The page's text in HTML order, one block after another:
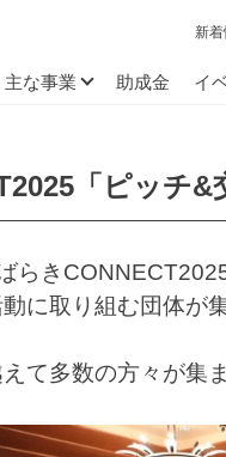
新
主な事業 助成金 イ
「ピッチ
らき
に取り組む団体が
て多数の方々が集